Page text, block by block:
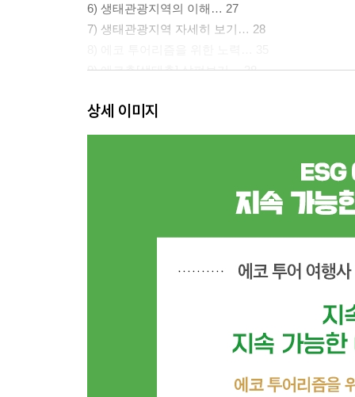
6) 생태관광지역의 이해… 27
7) 생태관광지역 자세히 보기… 28
9) 에코촌[생태촌] 살펴보기… 38
11) 느림의 미학, 슬로시티… 44
3) 관광 사업의 이해… 50
5) 여행업의 이해… 53
8) 대한민국의 관광단체… 58
상세 이미지